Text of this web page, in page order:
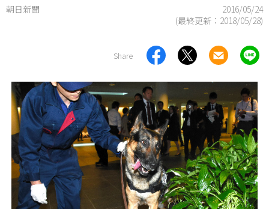
朝日新聞
2016/05/24
(最終更新： 2018/05/28)
Share